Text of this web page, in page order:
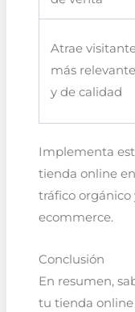
Atrae
más
y de calidad
Implementa
tienda online
tráfico
ecommerce.
Conclusión
En resumen,
tu tienda online